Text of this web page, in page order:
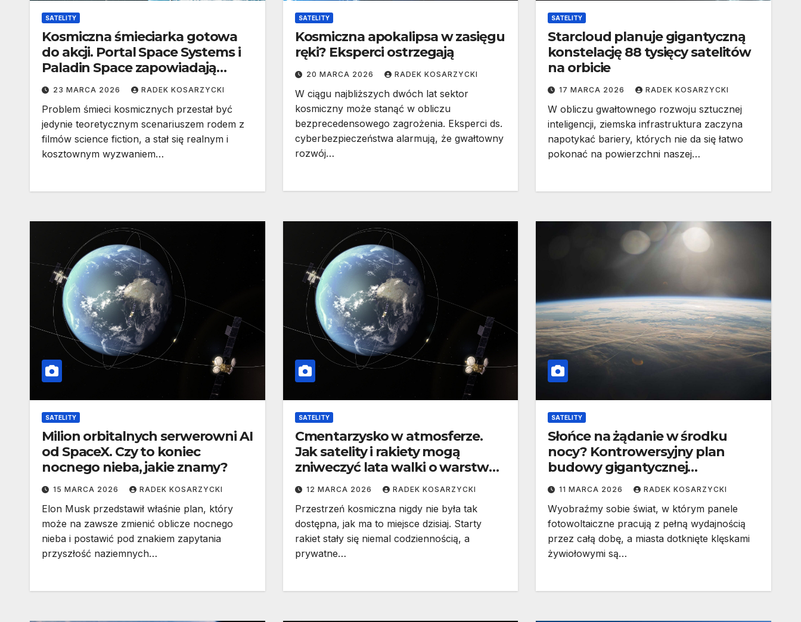
SATELITY
Kosmiczna śmieciarka gotowa
do akcji. Portal Space Systems i
Paladin Space zapowiadają
rewolucję w usuwaniu odpadów
z orbity
23 MARCA 2026 RADEK KOSARZYCKI
Problem śmieci kosmicznych przestał być
jedynie teoretycznym scenariuszem rodem z
filmów science fiction, a stał się realnym i
kosztownym wyzwaniem…
SATELITY
Kosmiczna apokalipsa w zasięgu
ręki? Eksperci ostrzegają
20 MARCA 2026 RADEK KOSARZYCKI
W ciągu najbliższych dwóch lat sektor
kosmiczny może stanąć w obliczu
bezprecedensowego zagrożenia. Eksperci ds.
cyberbezpieczeństwa alarmują, że gwałtowny
rozwój…
SATELITY
Starcloud planuje gigantyczną
konstelację 88 tysięcy satelitów
na orbicie
17 MARCA 2026 RADEK KOSARZYCKI
W obliczu gwałtownego rozwoju sztucznej
inteligencji, ziemska infrastruktura zaczyna
napotykać bariery, których nie da się łatwo
pokonać na powierzchni naszej…
SATELITY
Milion orbitalnych serwerowni AI
od SpaceX. Czy to koniec
nocnego nieba, jakie znamy?
15 MARCA 2026 RADEK KOSARZYCKI
Elon Musk przedstawił właśnie plan, który
może na zawsze zmienić oblicze nocnego
nieba i postawić pod znakiem zapytania
przyszłość naziemnych…
SATELITY
Cmentarzysko w atmosferze.
Jak satelity i rakiety mogą
zniweczyć lata walki o warstwę
ozonową
12 MARCA 2026 RADEK KOSARZYCKI
Przestrzeń kosmiczna nigdy nie była tak
dostępna, jak ma to miejsce dzisiaj. Starty
rakiet stały się niemal codziennością, a
prywatne…
SATELITY
Słońce na żądanie w środku
nocy? Kontrowersyjny plan
budowy gigantycznej
konstelacji luster na orbicie
budzi emocje
11 MARCA 2026 RADEK KOSARZYCKI
Wyobraźmy sobie świat, w którym panele
fotowoltaiczne pracują z pełną wydajnością
przez całą dobę, a miasta dotknięte klęskami
żywiołowymi są…